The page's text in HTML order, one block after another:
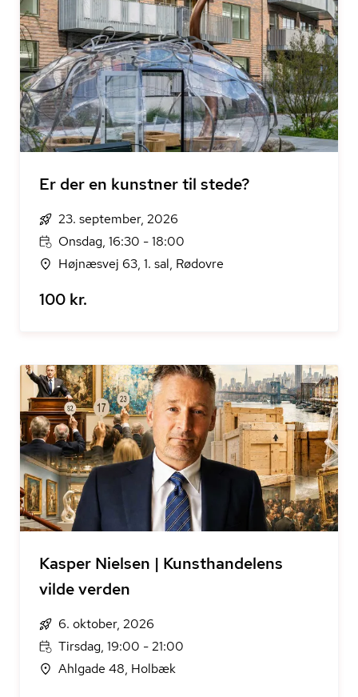
Er der en kunstner til stede?
23. september, 2026
Onsdag, 16:30 - 18:00
Højnæsvej 63, 1. sal, Rødovre
100 kr.
Kasper Nielsen | Kunsthandelens
vilde verden
6. oktober, 2026
Tirsdag, 19:00 - 21:00
Ahlgade 48, Holbæk